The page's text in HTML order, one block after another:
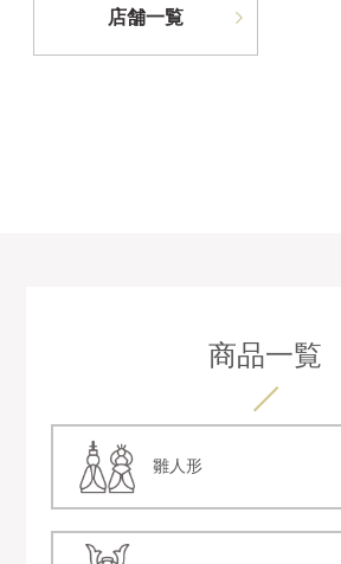
店舗一覧
商品一覧
雛人形